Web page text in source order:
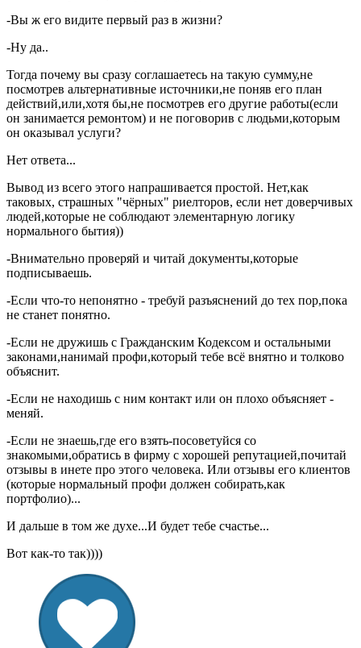
-Вы ж его видите первый раз в жизни?
-Ну да..
Тогда почему вы сразу соглашаетесь на такую сумму,не
посмотрев альтернативные источники,не поняв его план
действий,или,хотя бы,не посмотрев его другие работы(если
он занимается ремонтом) и не поговорив с людьми,которым
он оказывал услуги?
Нет ответа...
Вывод из всего этого напрашивается простой. Нет,как
таковых, страшных "чёрных" риелторов, если нет доверчивых
людей,которые не соблюдают элементарную логику
нормального бытия))
-Внимательно проверяй и читай документы,которые
подписываешь.
-Если что-то непонятно - требуй разъяснений до тех пор,пока
не станет понятно.
-Если не дружишь с Гражданским Кодексом и остальными
законами,нанимай профи,который тебе всё внятно и толково
объяснит.
-Если не находишь с ним контакт или он плохо объясняет -
меняй.
-Если не знаешь,где его взять-посоветуйся со
знакомыми,обратись в фирму с хорошей репутацией,почитай
отзывы в инете про этого человека. Или отзывы его клиентов
(которые нормальный профи должен собирать,как
портфолио)...
И дальше в том же духе...И будет тебе счастье...
Вот как-то так))))